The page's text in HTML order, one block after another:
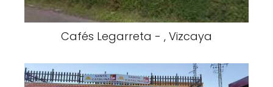
Cafés Legarreta - , Vizcaya